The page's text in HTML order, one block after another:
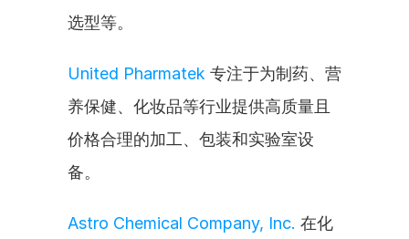
选型等。
United Pharmatek 专注于为制药、营
养保健、化妆品等行业提供高质量且
价格合理的加工、包装和实验室设
备。
Astro Chemical Company, Inc. 在化